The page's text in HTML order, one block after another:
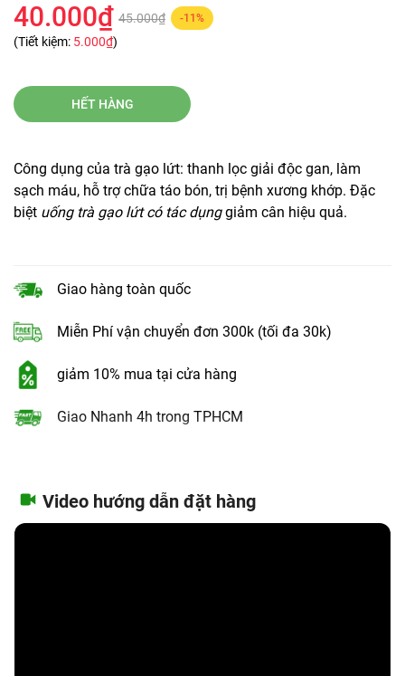
40.000₫ 45.000₫ -11%
(Tiết kiệm: 5.000₫)
HẾT HÀNG
Công dụng của trà gạo lứt: thanh lọc giải độc gan, làm
sạch máu, hỗ trợ chữa táo bón, trị bệnh xương khớp. Đặc
biệt uống trà gạo lứt có tác dụnggiảm cân hiệu quả.
Giao hàng toàn quốc
Miễn Phí vận chuyển đơn 300k (tối đa 30k)
giảm 10% mua tại cửa hàng
Giao Nhanh 4h trong TPHCM
Video hướng dẫn đặt hàng